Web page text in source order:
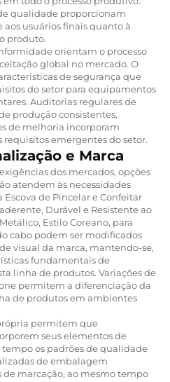
qualidade proporcionam
usuários finais quanto à
produto.
orientam o processo
global no mercado. O
de segurança que
do setor para equipamentos
Auditorias regulares de
produção consistentes,
de melhoria incorporam
requisitos emergentes do setor.
e Marca
dos mercados, opções
atendem às necessidades
Escova de Pincelar e Confeitar
Durável e Resistente ao
Estilo Coreano, para
cabo podem ser modificados
visual da marca, mantendo-se,
fundamentais de
linha de produtos. Variações de
permitem a diferenciação da
de produtos em ambientes
permitem que
seus elementos de
os padrões de qualidade
de embalagem
marcação, ao mesmo tempo